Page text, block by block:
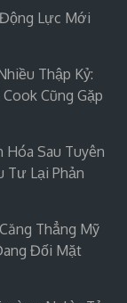
Động Lực Mới
Thập Kỷ:
Cũng Gặp
Hóa Sau Tuyên
Tư Lại Phản
Thẳng Mỹ
Đối Mặt